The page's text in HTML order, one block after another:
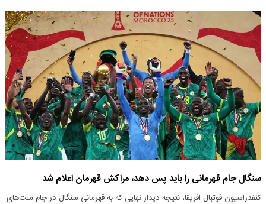
سنگال جام قهرمانی را باید پس دهد، مراکش قهرمان اعلام شد
کنفدراسیون فوتبال افریقا، نتیجه دیدار نهایی که به قهرمانی سنگال در جام ملت‌های